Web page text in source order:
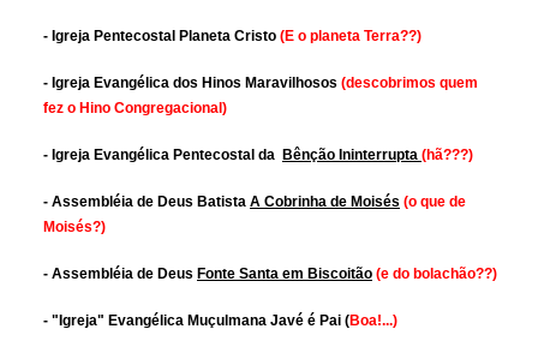
- Igreja Pentecostal Planeta Cristo (E o planeta Terra??)
- Igreja Evangélica dos Hinos Maravilhosos (descobrimos quem
fez o Hino Congregacional)
- Igreja Evangélica Pentecostal da Bênção Ininterrupta (hã???)
- Assembléia de Deus Batista A Cobrinha de Moisés (o que de
Moisés?)
- Assembléia de Deus Fonte Santa em Biscoitão (e do bolachão??)
- "Igreja" Evangélica Muçulmana Javé é Pai (Boa!...)